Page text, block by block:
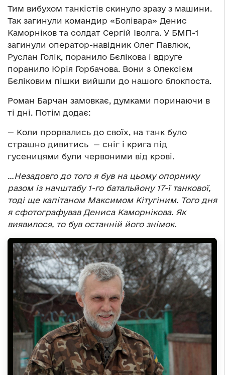
Тим вибухом танкістів скинуло зразу з машини.
Так загинули командир «Болівара» Денис
Каморніков та солдат Сергій Іволга. У БМП-1
загинули оператор-навідник Олег Павлюк,
Руслан Голік, поранило Бєлікова і вдруге
поранило Юрія Горбачова. Вони з Олексієм
Бєліковим пішки вийшли до нашого блокпоста.
Роман Барчан замовкає, думками поринаючи в
ті дні. Потім додає:
— Коли прорвались до своїх, на танк було
страшно дивитись — сніг і крига під
гусеницями були червоними від крові.
…Незадовго до того я був на цьому опорнику
разом із начштабу 1-го батальйону 17-ї танкової,
тоді ще капітаном Максимом Кітугіним. Того дня
я сфотографував Дениса Каморнікова. Як
виявилося, то був останній його знімок.